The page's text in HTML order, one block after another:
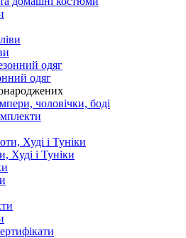
одяг
чоловічки, боді
Худі і Туніки